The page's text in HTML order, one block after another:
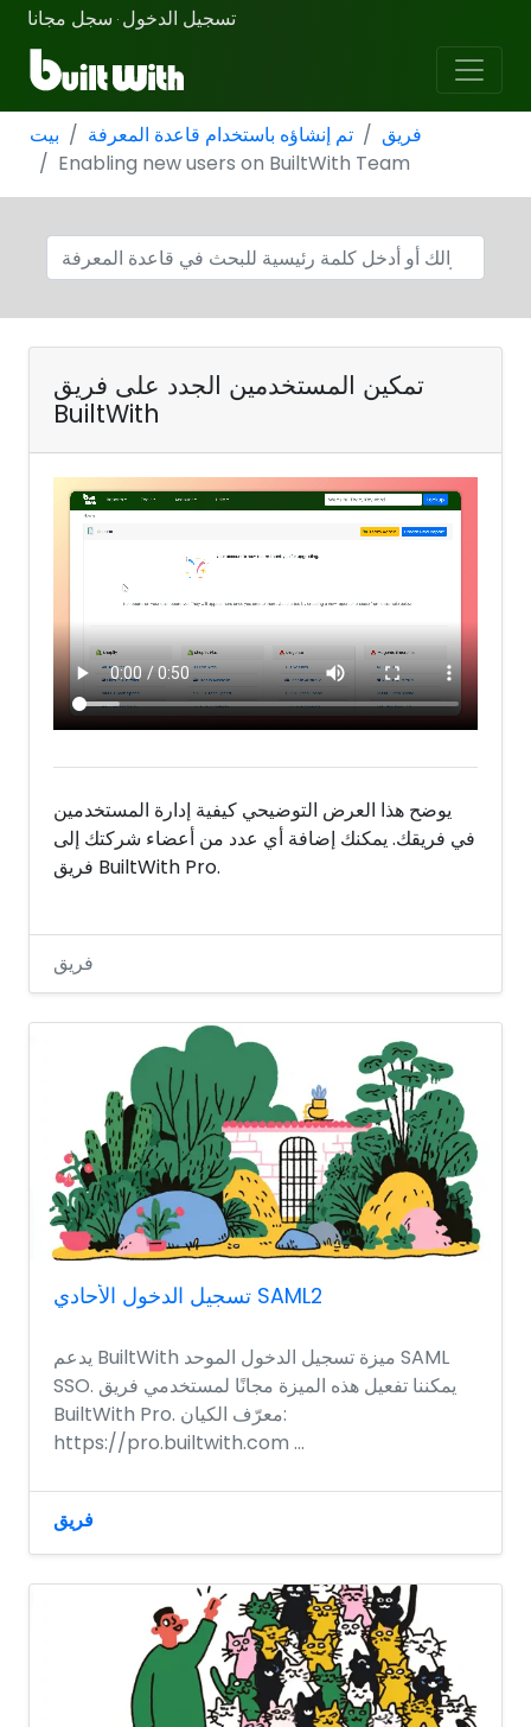
تسجيل الدخول · سجل مجانا
بيت تم إنشاؤه باستخدام قاعدة المعرفة
فريق
Enabling new users on BuiltWith Team
تمكين المستخدمين الجدد على فريق
BuiltWith
يوضح هذا العرض التوضيحي كيفية إدارة المستخدمين
في فريقك. يمكنك إضافة أي عدد من أعضاء شركتك إلى
فريق BuiltWith Pro.
فريق
تسجيل الدخول الأحادي SAML2
يدعم BuiltWith ميزة تسجيل الدخول الموحد SAML
SSO. يمكننا تفعيل هذه الميزة مجانًا لمستخدمي فريق
BuiltWith Pro. معرّف الكيان:
https://pro.builtwith.com ...
فريق